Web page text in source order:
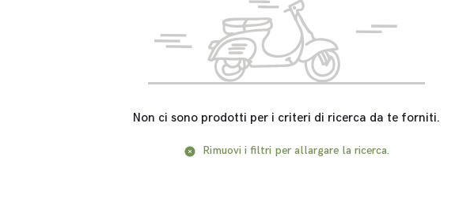
Non ci sono prodotti per i criteri di ricerca da te forniti.
Rimuovi i filtri per allargare la ricerca.